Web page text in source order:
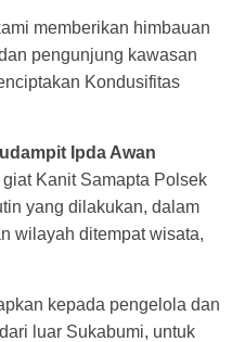
memberikan himbauan
pengunjung kawasan
Kondusifitas
Ipda Awan
Kanit Samapta Polsek
yang dilakukan, dalam
wilayah ditempat wisata,
kepada pengelola dan
luar Sukabumi, untuk